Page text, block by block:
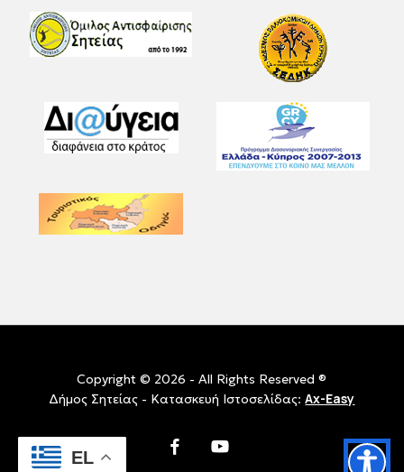
Copyright © 2026 - All Rights Reserved ®
Δήμος Σητείας - Κατασκευή Ιστοσελίδας:Ax-Easy
facebookyoutube
EL